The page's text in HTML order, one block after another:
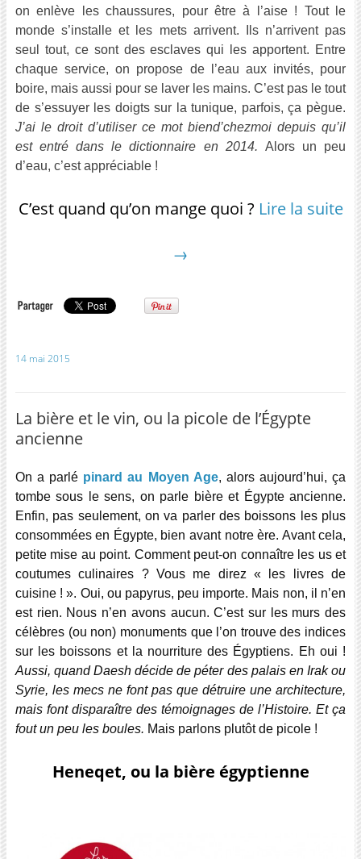
on enlève les chaussures, pour être à l’aise ! Tout le
monde s’installe et les mets arrivent. Ils n’arrivent pas
seul tout, ce sont des esclaves qui les apportent. Entre
chaque service, on propose de l’eau aux invités, pour
boire, mais aussi pour se laver les mains. C’est pas le tout
de s’essuyer les doigts sur la tunique, parfois, ça pègue.
J’ai le droit d’utiliser ce mot biend’chezmoi depuis qu’il
est entré dans le dictionnaire en 2014. Alors un peu
d’eau, c’est appréciable !
C’est quand qu’on mange quoi ? Lire la suite
→
14 mai 2015
La bière et le vin, ou la picole de l’Égypte
ancienne
On a parlé pinard au Moyen Age, alors aujourd’hui, ça
tombe sous le sens, on parle bière et Égypte ancienne.
Enfin, pas seulement, on va parler des boissons les plus
consommées en Égypte, bien avant notre ère. Avant cela,
petite mise au point. Comment peut-on connaître les us et
coutumes culinaires ? Vous me direz « les livres de
cuisine ! ». Oui, ou papyrus, peu importe. Mais non, il n’en
est rien. Nous n’en avons aucun. C’est sur les murs des
célèbres (ou non) monuments que l’on trouve des indices
sur les boissons et la nourriture des Égyptiens. Eh oui !
Aussi, quand Daesh décide de péter des palais en Irak ou
Syrie, les mecs ne font pas que détruire une architecture,
mais font disparaître des témoignages de l’Histoire. Et ça
fout un peu les boules. Mais parlons plutôt de picole !
Heneqet, ou la bière égyptienne